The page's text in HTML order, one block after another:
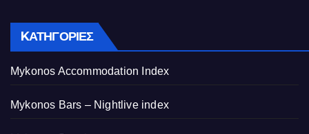
KΑΤΗΓΟΡΊΕΣ
Mykonos Accommodation Index
Mykonos Bars – Nightlive index